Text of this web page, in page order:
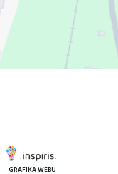
GRAFIKA WEBU